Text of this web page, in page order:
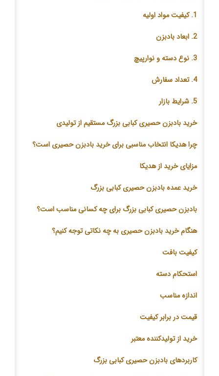
1. کیفیت مواد اولیه
2. ابعاد بادبزن
3. نوع دسته و نوارپیچ
4. تعداد سفارش
5. شرایط بازار
خرید بادبزن حصیری کبابی بزرگ مستقیم از تولیدی
چرا هدیکا انتخاب مناسبی برای خرید بادبزن حصیری است؟
مزایای خرید از هدیکا
خرید عمده بادبزن حصیری کبابی بزرگ
بادبزن حصیری کبابی بزرگ برای چه کسانی مناسب است؟
هنگام خرید بادبزن حصیری به چه نکاتی توجه کنیم؟
کیفیت بافت
استحکام دسته
اندازه مناسب
قیمت در برابر کیفیت
خرید از تولیدکننده معتبر
کاربردهای بادبزن حصیری کبابی بزرگ